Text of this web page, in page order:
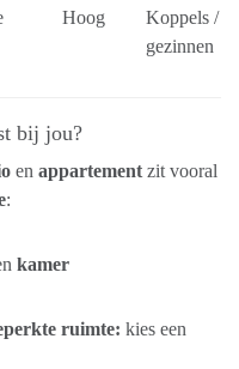
Hoog
Koppels /
gezinnen
bij jou?
en appartement zit vooral
:
kamer
ruimte: kies een